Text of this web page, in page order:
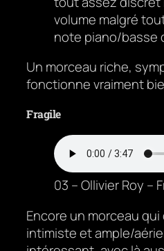
volume malgré
note piano/basse
Un morceau riche,
fonctionne vraiment
Fragile
03 – Ollivier Roy –
Encore un morceau
intimiste et ample/